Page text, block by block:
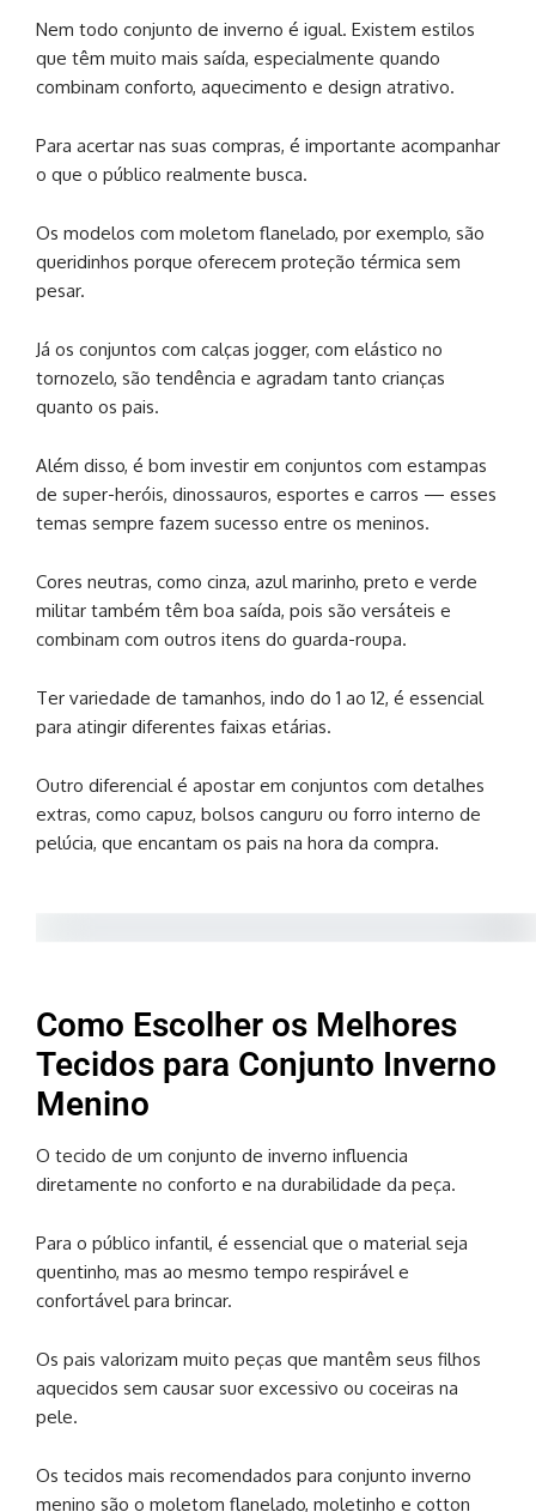
Nem todo conjunto de inverno é igual. Existem estilos
que têm muito mais saída, especialmente quando
combinam conforto, aquecimento e design atrativo.
Para acertar nas suas compras, é importante acompanhar
o que o público realmente busca.
Os modelos com moletom flanelado, por exemplo, são
queridinhos porque oferecem proteção térmica sem
pesar.
Já os conjuntos com calças jogger, com elástico no
tornozelo, são tendência e agradam tanto crianças
quanto os pais.
Além disso, é bom investir em conjuntos com estampas
de super-heróis, dinossauros, esportes e carros — esses
temas sempre fazem sucesso entre os meninos.
Cores neutras, como cinza, azul marinho, preto e verde
militar também têm boa saída, pois são versáteis e
combinam com outros itens do guarda-roupa.
Ter variedade de tamanhos, indo do 1 ao 12, é essencial
para atingir diferentes faixas etárias.
Outro diferencial é apostar em conjuntos com detalhes
extras, como capuz, bolsos canguru ou forro interno de
pelúcia, que encantam os pais na hora da compra.
Como Escolher os Melhores
Tecidos para Conjunto Inverno
Menino
O tecido de um conjunto de inverno influencia
diretamente no conforto e na durabilidade da peça.
Para o público infantil, é essencial que o material seja
quentinho, mas ao mesmo tempo respirável e
confortável para brincar.
Os pais valorizam muito peças que mantêm seus filhos
aquecidos sem causar suor excessivo ou coceiras na
pele.
Os tecidos mais recomendados para conjunto inverno
menino são o moletom flanelado, moletinho e cotton